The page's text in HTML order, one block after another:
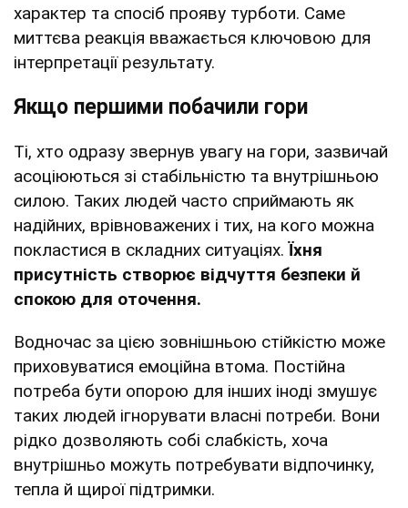
характер та спосіб прояву турботи. Саме
миттєва реакція вважається ключовою для
інтерпретації результату.
Якщо першими побачили гори
Ті, хто одразу звернув увагу на гори, зазвичай
асоціюються зі стабільністю та внутрішньою
силою. Таких людей часто сприймають як
надійних, врівноважених і тих, на кого можна
покластися в складних ситуаціях.Їхня
присутність створює відчуття безпеки й
спокою для оточення.
Водночас за цією зовнішньою стійкістю може
приховуватися емоційна втома. Постійна
потреба бути опорою для інших іноді змушує
таких людей ігнорувати власні потреби. Вони
рідко дозволяють собі слабкість, хоча
внутрішньо можуть потребувати відпочинку,
тепла й щирої підтримки.